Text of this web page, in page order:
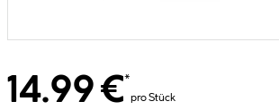
14.99 €*
pro Stück